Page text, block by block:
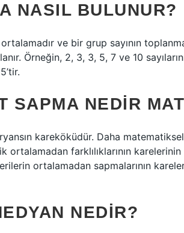
NASIL BULUNUR?
ve bir grup sayının
Örneğin, 2, 3, 3, 5, 7 ve 10
SAPMA NEDIR
kareköküdür. Daha
farklılıklarının karelerinin
ortalamadan sapmalarının
NEDIR?